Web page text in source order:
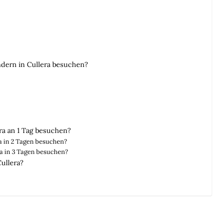
in Cullera besuchen?
an 1 Tag besuchen?
2 Tagen besuchen?
3 Tagen besuchen?